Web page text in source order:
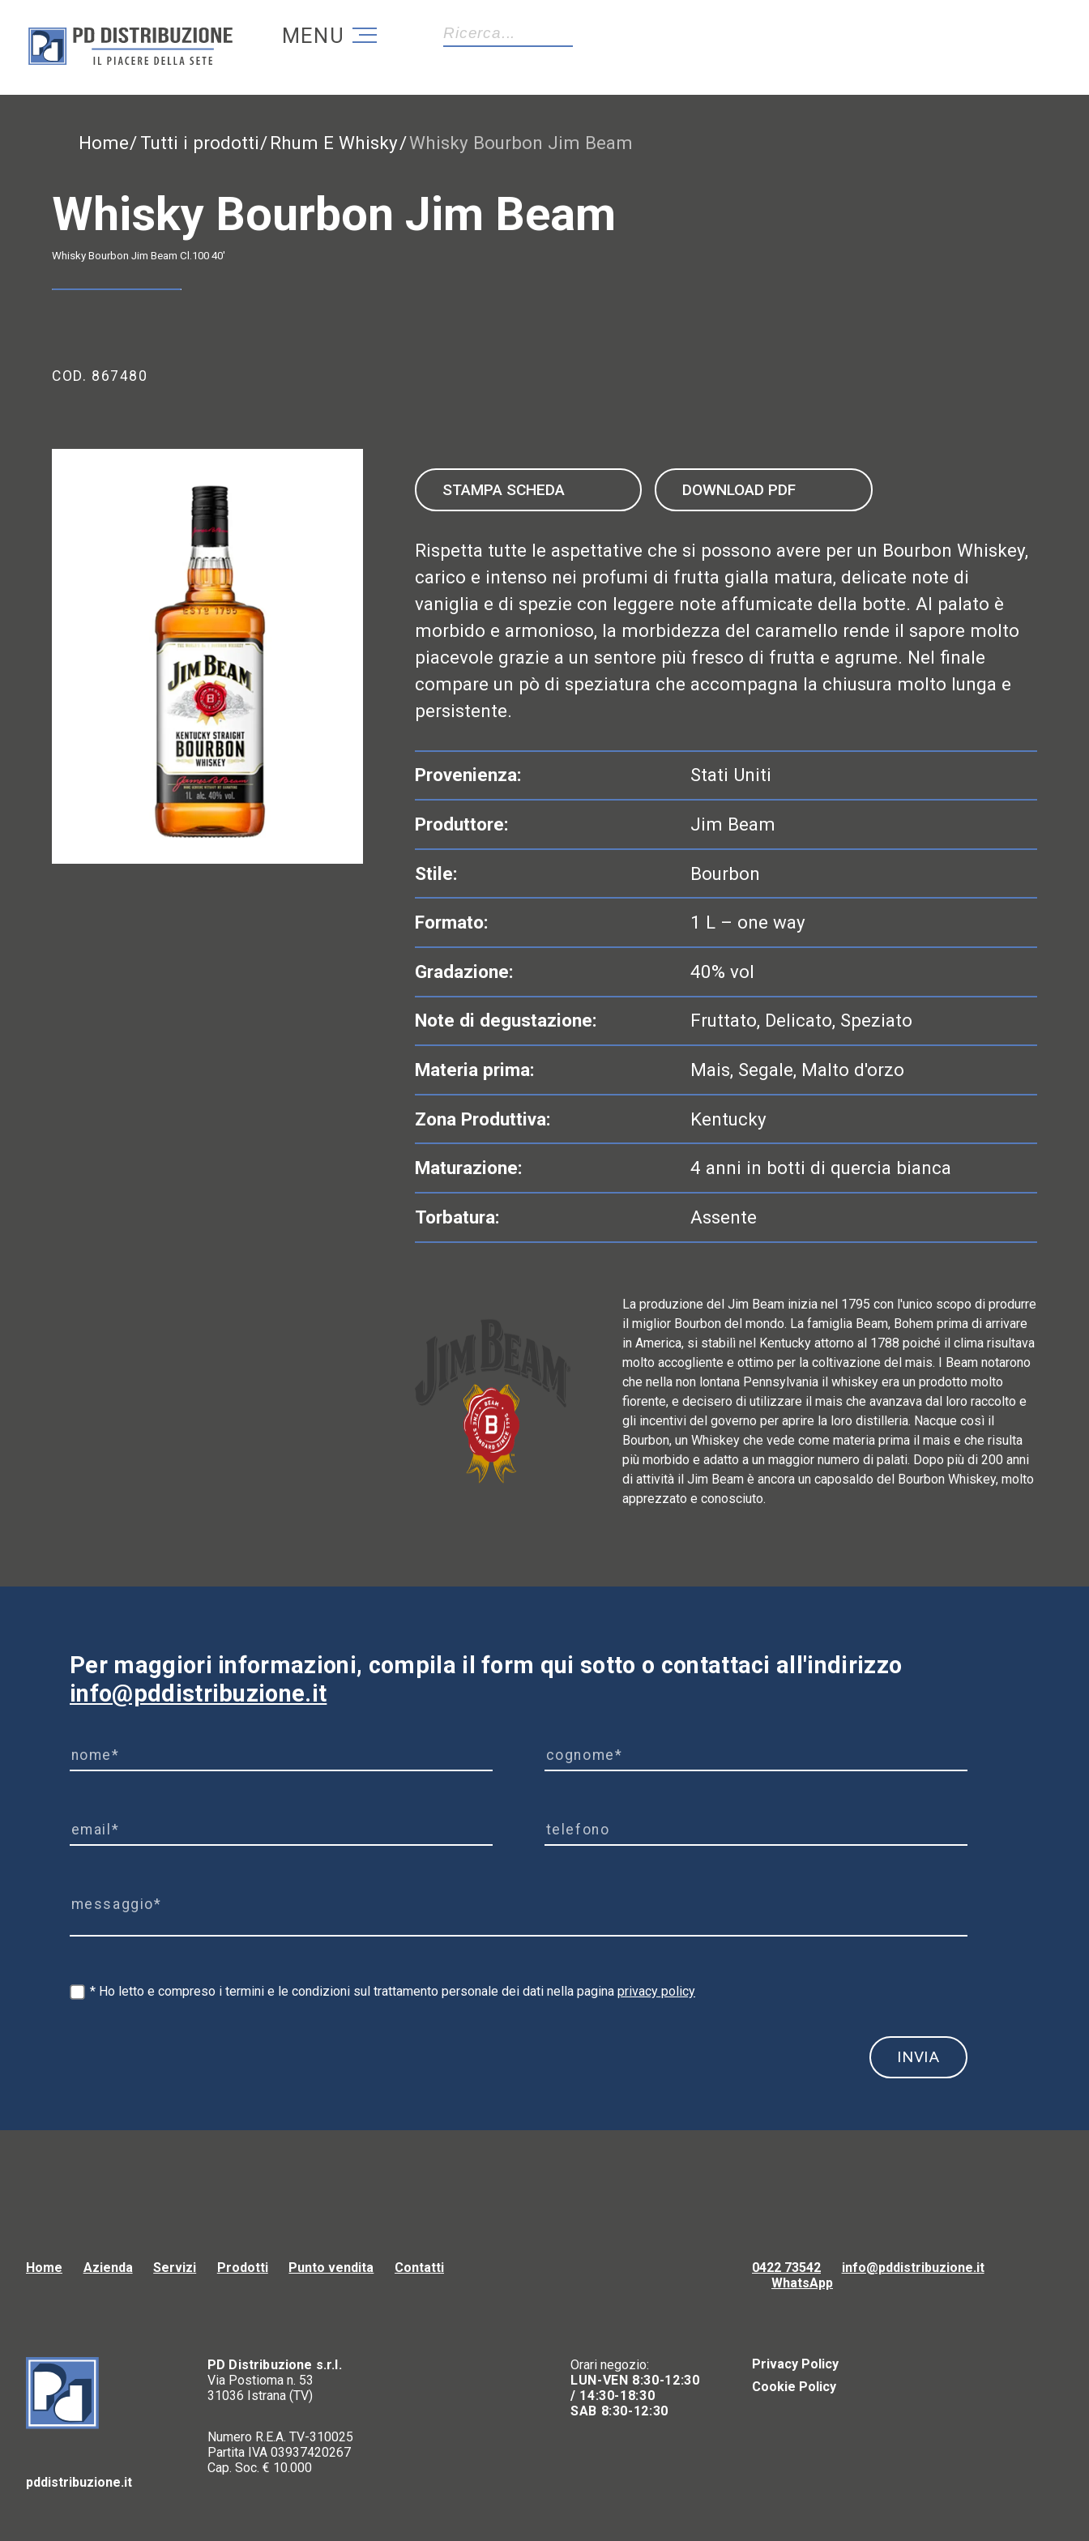
Torna alla homepage
Home Tutti i prodotti Rhum E Whisky Whisky Bourbon Jim Beam
Whisky Bourbon Jim Beam
Whisky Bourbon Jim Beam Cl.100 40'
COD. 867480
STAMPA SCHEDA DOWNLOAD PDF
Rispetta tutte le aspettative che si possono avere per un Bourbon Whiskey,
carico e intenso nei profumi di frutta gialla matura, delicate note di
vaniglia e di spezie con leggere note affumicate della botte. Al palato è
morbido e armonioso, la morbidezza del caramello rende il sapore molto
piacevole grazie a un sentore più fresco di frutta e agrume. Nel finale
compare un pò di speziatura che accompagna la chiusura molto lunga e
persistente.
Provenienza: Stati Uniti
Produttore: Jim Beam
Stile: Bourbon
Formato: 1 L – one way
Gradazione: 40% vol
Note di degustazione: Fruttato, Delicato, Speziato
Materia prima: Mais, Segale, Malto d'orzo
Zona Produttiva: Kentucky
Maturazione: 4 anni in botti di quercia bianca
Torbatura: Assente
La produzione del Jim Beam inizia nel 1795 con l'unico scopo di produrre
il miglior Bourbon del mondo. La famiglia Beam, Bohem prima di arrivare
in America, si stabilì nel Kentucky attorno al 1788 poiché il clima risultava
molto accogliente e ottimo per la coltivazione del mais. I Beam notarono
che nella non lontana Pennsylvania il whiskey era un prodotto molto
fiorente, e decisero di utilizzare il mais che avanzava dal loro raccolto e
gli incentivi del governo per aprire la loro distilleria. Nacque così il
Bourbon, un Whiskey che vede come materia prima il mais e che risulta
più morbido e adatto a un maggior numero di palati. Dopo più di 200 anni
di attività il Jim Beam è ancora un caposaldo del Bourbon Whiskey, molto
apprezzato e conosciuto.
Per maggiori informazioni, compila il form qui sotto o contattaci all'indirizzo
info@pddistribuzione.it
* Ho letto e compreso i termini e le condizioni sul trattamento personale dei dati nella pagina privacy policy
Home Azienda Servizi Prodotti Punto vendita Contatti 0422 73542
info@pddistribuzione.it
WhatsApp
PD Distribuzione s.r.l.
Via Postioma n. 53
31036 Istrana (TV)
Numero R.E.A. TV-310025
Partita IVA 03937420267
Cap. Soc. € 10.000
Orari negozio:
LUN-VEN 8:30-12:30
/ 14:30-18:30
SAB 8:30-12:30
Privacy Policy
Cookie Policy
pddistribuzione.it